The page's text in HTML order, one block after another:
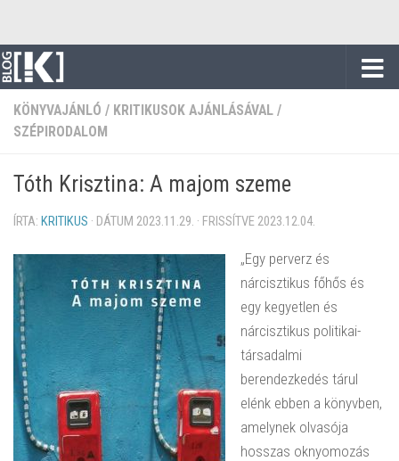
KÖNYVAJÁNLÓ / KRITIKUSOK AJÁNLÁSÁVAL /
SZÉPIRODALOM
Tóth Krisztina: A majom szeme
ÍRTA: KRITIKUS · DÁTUM 2023.11.29. · FRISSÍTVE 2023.12.04.
„Egy perverz és
nárcisztikus főhős és
egy kegyetlen és
nárcisztikus politikai-
társadalmi
berendezkedés tárul
elénk ebben a könyvben,
amelynek olvasója
hosszas oknyomozás